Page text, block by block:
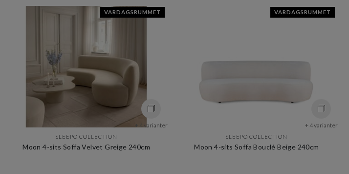
VARDAGSRUMMET
+ 4 varianter
SLEEPO COLLECTION
Moon 4-sits Soffa Velvet Greige 240cm
VARDAGSRUMMET
+ 4 varianter
SLEEPO COLLECTION
Moon 4-sits Soffa Bouclé Beige 240cm